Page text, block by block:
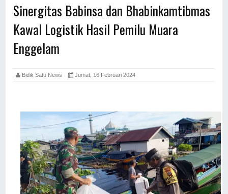
Sinergitas Babinsa dan Bhabinkamtibmas
Kawal Logistik Hasil Pemilu Muara
Enggelam
Bidik Satu News Jumat, 16 Februari 2024